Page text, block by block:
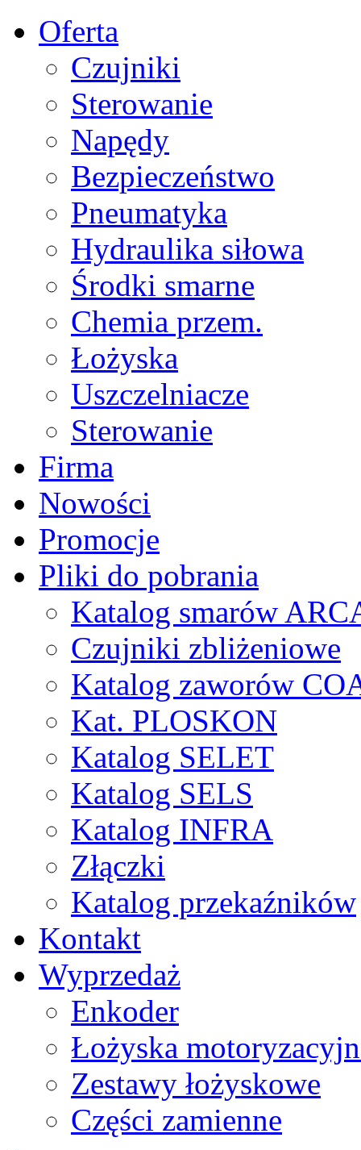
Oferta
Czujniki
Sterowanie
Napędy
Bezpieczeństwo
Pneumatyka
Hydraulika siłowa
Środki smarne
Chemia przem.
Łożyska
Uszczelniacze
Sterowanie
Firma
Nowości
Promocje
Pliki do pobrania
Katalog smarów
Czujniki zbliżeniowe
Katalog zaworów
Kat. PLOSKON
Katalog SELET
Katalog SELS
Katalog INFRA
Złączki
Katalog przekaźników
Kontakt
Wyprzedaż
Enkoder
Łożyska
Zestawy łożyskowe
Części zamienne